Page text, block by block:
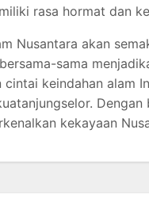
rasa hormat dan
Nusantara akan
sama
cintai keindahan alam
kekayaan